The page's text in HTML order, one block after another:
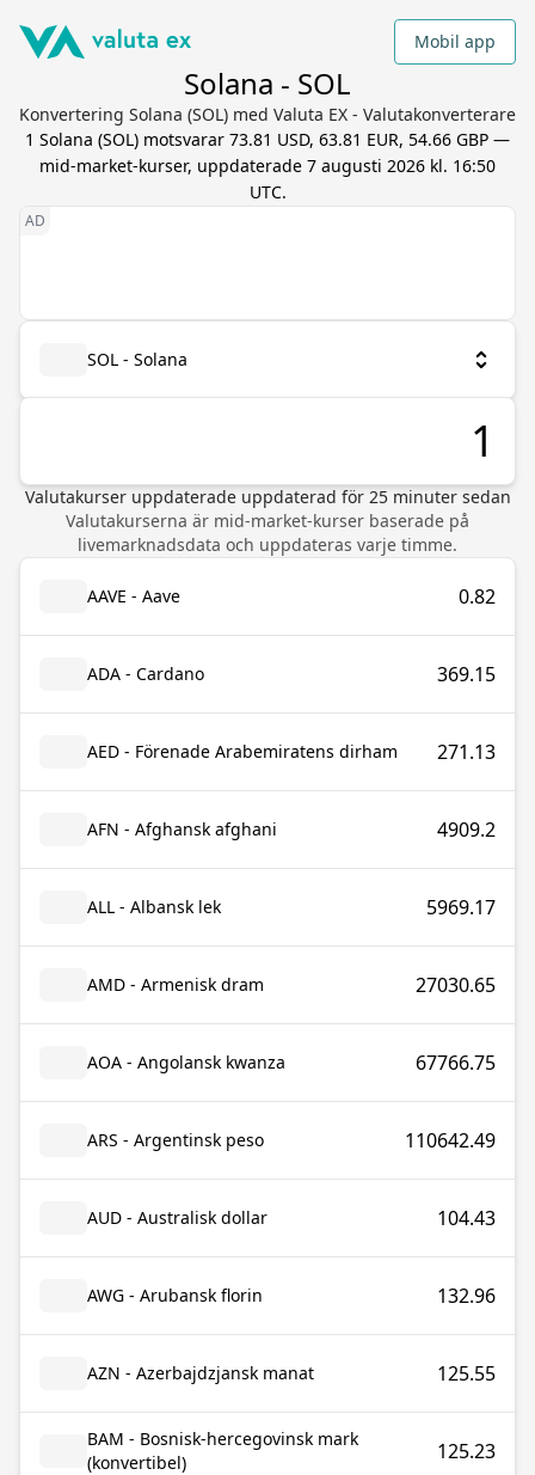
Mobil app
Solana - SOL
Konvertering Solana (SOL) med Valuta EX - Valutakonverterare
1 Solana (SOL) motsvarar 73.81 USD, 63.81 EUR, 54.66 GBP —
mid-market-kurser, uppdaterade 7 augusti 2026 kl. 16:50
UTC.
SOL - Solana
Valutakurser uppdaterade uppdaterad för 25minuter sedan
Valutakurserna är mid-market-kurser baserade på
livemarknadsdata och uppdateras varje timme.
AAVE - Aave 0.82
ADA - Cardano 369.15
AED - Förenade Arabemiratens dirham 271.13
AFN - Afghansk afghani 4909.2
ALL - Albansk lek 5969.17
AMD - Armenisk dram 27030.65
AOA - Angolansk kwanza 67766.75
ARS - Argentinsk peso 110642.49
AUD - Australisk dollar 104.43
AWG - Arubansk florin 132.96
AZN - Azerbajdzjansk manat 125.55
BAM - Bosnisk-hercegovinsk mark
(konvertibel)
125.23